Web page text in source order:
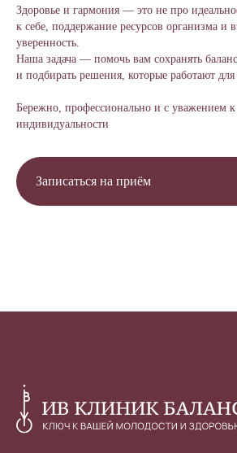
Здоровье и гармония — это не про
к себе, поддержание ресурсов организма и
уверенность.
Наша задача — помочь вам сохранять
и подбирать решения, которые работают для
Бережно, профессионально и с уважением
индивидуальности
Записаться на приём